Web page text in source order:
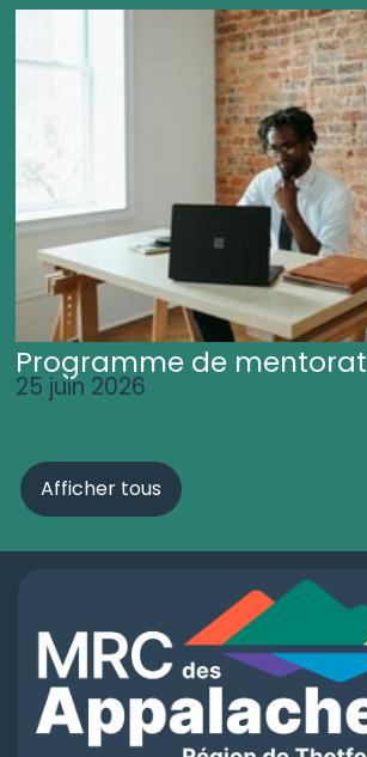
Programme de mentorat
25 juin 2026
Afficher tous